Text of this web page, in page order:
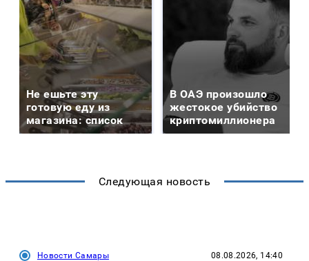
Не ешьте эту
готовую еду из
магазина: список
В ОАЭ произошло
жестокое убийство
криптомиллионера
Следующая новость
Новости Самары 08.08.2026, 14:40